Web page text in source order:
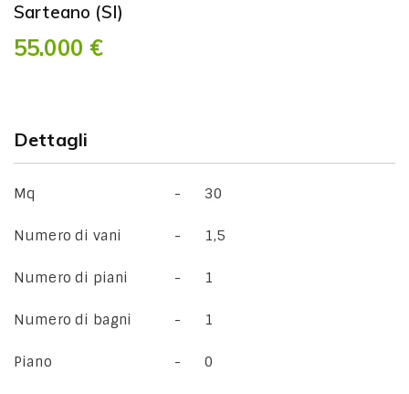
Sarteano (SI)
55.000 €
Dettagli
Mq 30
Numero di vani 1,5
Numero di piani 1
Numero di bagni 1
Piano 0